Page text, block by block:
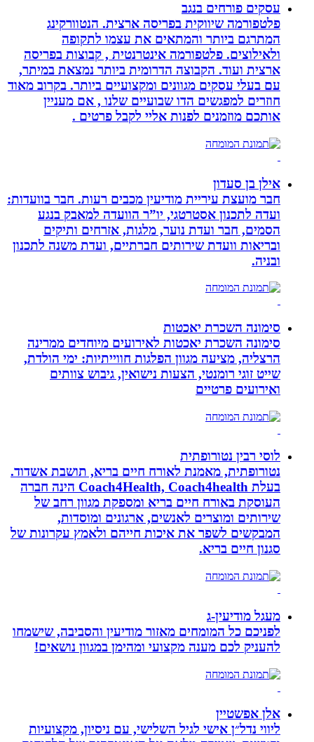
עסקים פורחים בנגב
פלטפורמה שיווקית בפריסה ארצית. הנטוורקינג
המתרגם ביותר והמתאים את עצמו לתקופה
ולאילוצים. פלטפורמה אינטרנטית , קבוצות בפריסה
ארצית ועוד. הקבוצה הדרומית ביותר נמצאת במיתר,
עם בעלי עסקים מגוונים ומקצועיים ביותר. בקרוב מאוד
חוזרים למפגשים הדו שבועיים שלנו , אם מעניין
אותכם מוזמנים לפנות אליי לקבל פרטים .
אילן בן סעדון
חבר מועצת עיריית מודיעין מכבים רעות. חבר בוועדות:
ועדה לתכנון אסטרטגי, יו”ר הוועדה למאבק בנגע
הסמים, חבר ועדת נוער, מלגות, אזרחים ותיקים
ובריאות וועדת שירותים חברתיים, ועדת משנה לתכנון
ובניה.
סימונה השכרת יאכטות
סימונה השכרת יאכטות לאירועים מיוחדים ממרינה
הרצליה, מציעה מגוון הפלגות חווייתיות: ימי הולדת,
שייט זוגי רומנטי, הצעות נישואין, גיבוש צוותים
ואירועים פרטיים
לוסי רבין נטורופתית
נטורופתית, מאמנת לאורח חיים בריא, תושבת אשדוד.
בעלת Coach4Health, Coach4health הינה חברה
העוסקת באורח חיים בריא ומספקת מגוון רחב של
שירותים ומוצרים לאנשים, ארגונים ומוסדות,
המבקשים לשפר את איכות חייהם ולאמץ עקרונות של
סגנון חיים בריא.
מעגל מודיעין-ג
לפניכם כל המומחים מאזור מודיעין והסביבה, שישמחו
להעניק לכם מענה מקצועי ומהימן במגוון נושאים!
אלן אפשטיין
ליווי נדל״ן אישי לגיל השלישי, עם ניסיון, מקצועיות